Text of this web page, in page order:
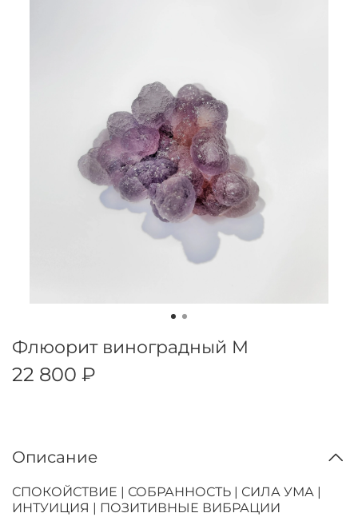
Флюорит виноградный M
22 800 ₽
Описание
СПОКОЙСТВИЕ | СОБРАННОСТЬ | СИЛА УМА |
ИНТУИЦИЯ | ПОЗИТИВНЫЕ ВИБРАЦИИ